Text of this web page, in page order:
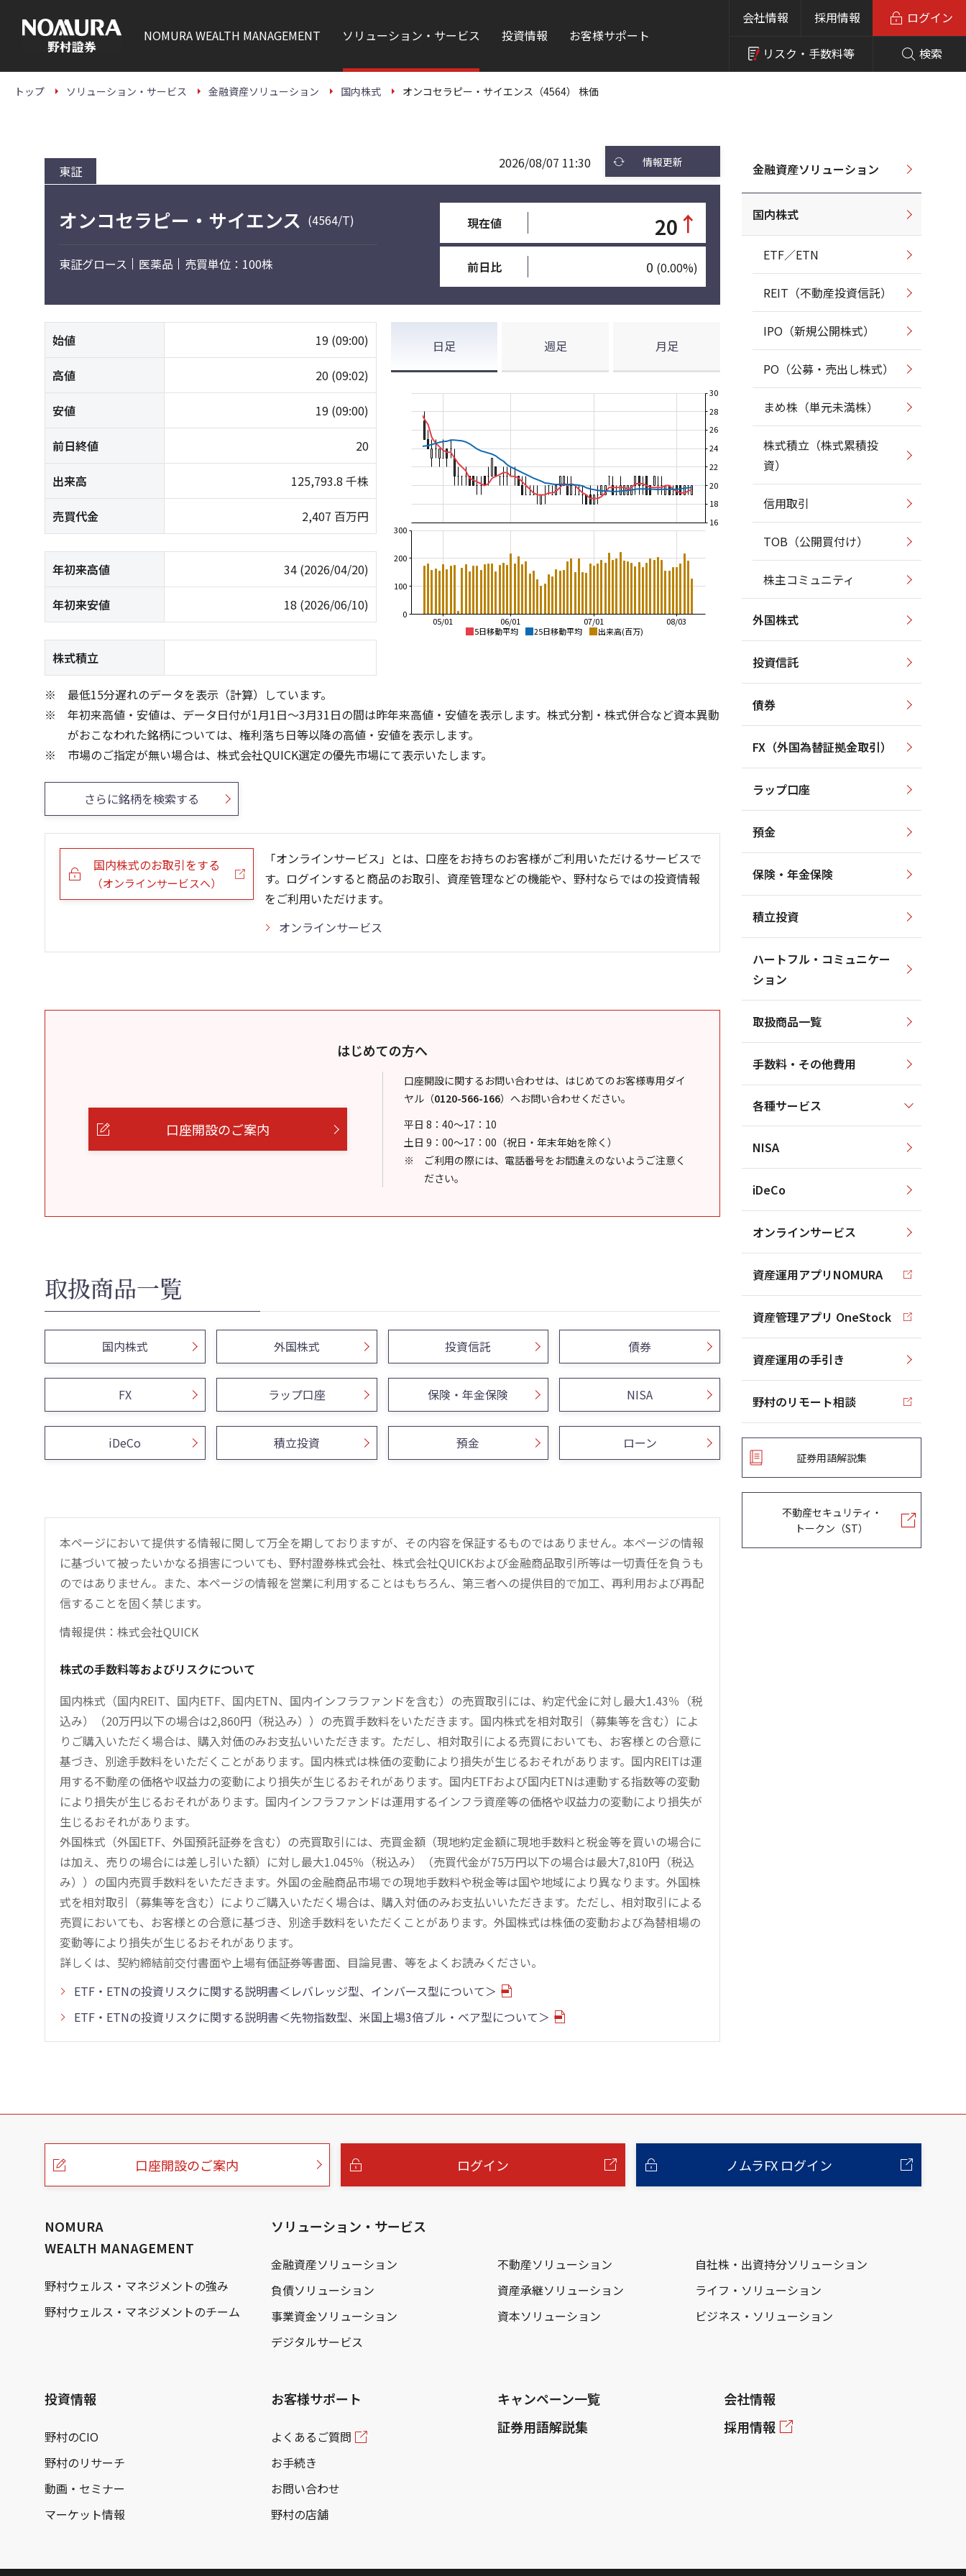
本
NOMURAWEALTH MANAGEMENT ソリューション・サービス 投資情報 お客様サポート
会社情報 採用情報
リスク・ 手数料等 検索
ログイン
トップ ソリューション・サービス 金融資産ソリューション 国内株式 オンコセラピー・サイエンス（4564） 株価
東証 2026/08/07 11:30 情報更新
オンコセラピー・サイエンス (4564/T)
東証グロース 医薬品 売買単位：100株
現在値 20 ↑
前日比 0 (0.00%)
始値 19 (09:00)
高値 20 (09:02)
安値 19 (09:00)
前日終値 20
出来高 125,793.8 千株
売買代金 2,407 百万円
年初来高値 34 (2026/04/20)
年初来安値 18 (2026/06/10)
株式積立
日足 週足 月足
5日移動平均 25日移動平均 出来高(百万)
08/03
07/01
06/01
05/01
16
18
20
22
24
26
28
30
0
100
200
300
30
0
100
150
0
50
最低15分遅れのデータを表示（計算）しています。
年初来高値・安値は、データ日付が1月1日～3月31日の間は昨年来高値・安値を表示します。株式分割・株式併合など資本異動
がおこなわれた銘柄については、権利落ち日等以降の高値・安値を表示します。
市場のご指定が無い場合は、株式会社QUICK選定の優先市場にて表示いたします。
さらに銘柄を検索する
国内株式のお取引をする
（オンラインサービスへ）
「オンラインサービス」とは、口座をお持ちのお客様がご利用いただけるサービスで
す。ログインすると商品のお取引、資産管理などの機能や、野村ならではの投資情報
をご利用いただけます。
オンラインサービス
はじめての方へ
口座開設のご案内
口座開設に関するお問い合わせは、はじめてのお客様専用ダイ
ヤル （0120-566-166） へお問い合わせください。
平日 8：40～17：10
土日 9：00～17：00（祝日・年末年始を除く）
ご利用の際には、電話番号をお間違えのないようご注意く
ださい。
取扱商品一覧
国内株式 外国株式 投資信託 債券
FX ラップ口座 保険・年金保険 NISA
iDeCo 積立投資 預金 ローン
本ページにおいて提供する情報に関して万全を期しておりますが、その内容を保証するものではありません。本ページの情報
に基づいて被ったいかなる損害についても、野村證券株式会社、株式会社QUICKおよび金融商品取引所等は一切責任を負うも
のではありません。また、本ページの情報を営業に利用することはもちろん、第三者への提供目的で加工、再利用および再配
信することを固く禁じます。
情報提供：株式会社QUICK
株式の手数料等およびリスクについて
国内株式（国内REIT、国内ETF、国内ETN、国内インフラファンドを含む）の売買取引には、約定代金に対し最大1.43％（税
込み）（20万円以下の場合は2,860円（税込み））の売買手数料をいただきます。国内株式を相対取引（募集等を含む）によ
りご購入いただく場合は、購入対価のみお支払いいただきます。ただし、相対取引による売買においても、お客様との合意に
基づき、別途手数料をいただくことがあります。国内株式は株価の変動により損失が生じるおそれがあります。国内REITは運
用する不動産の価格や収益力の変動により損失が生じるおそれがあります。国内ETFおよび国内ETNは連動する指数等の変動
により損失が生じるおそれがあります。国内インフラファンドは運用するインフラ資産等の価格や収益力の変動により損失が
生じるおそれがあります。
外国株式（外国ETF、外国預託証券を含む）の売買取引には、売買金額（現地約定金額に現地手数料と税金等を買いの場合に
は加え、売りの場合には差し引いた額）に対し最大1.045％（税込み）（売買代金が75万円以下の場合は最大7,810円（税込
み））の国内売買手数料をいただきます。外国の金融商品市場での現地手数料や税金等は国や地域により異なります。外国株
式を相対取引（募集等を含む）によりご購入いただく場合は、購入対価のみお支払いいただきます。ただし、相対取引による
売買においても、お客様との合意に基づき、別途手数料をいただくことがあります。外国株式は株価の変動および為替相場の
変動等により損失が生じるおそれがあります。
詳しくは、契約締結前交付書面や上場有価証券等書面、目論見書、等をよくお読みください。
ETF・ETNの投資リスクに関する説明書＜レバレッジ型、インバース型について＞
ETF・ETNの投資リスクに関する説明書＜先物指数型、米国上場3倍ブル・ベア型について＞
金融資産ソリューション
国内株式
ETF／ETN
REIT（不動産投資信託）
IPO（新規公開株式）
PO（公募・売出し株式）
まめ株（単元未満株）
株式積立（株式累積投
資）
信用取引
TOB（公開買付け）
株主コミュニティ
外国株式
投資信託
債券
FX（外国為替証拠金取引）
ラップ口座
預金
保険・年金保険
積立投資
ハートフル・コミュニケー
ション
取扱商品一覧
手数料・その他費用
各種サービス
NISA
iDeCo
オンラインサービス
資産運用アプリNOMURA
資産管理アプリ OneStock
資産運用の手引き
野村のリモート相談
証券用語解説集
不動産セキュリティ・
トークン（ST）
こ
口座開設のご案内 ログイン ノムラFX ログイン
NOMURA
WEALTH MANAGEMENT
野村ウェルス・マネジメントの強み
野村ウェルス・マネジメントのチーム
ソリューション・サービス
金融資産ソリューション 不動産ソリューション
自社株・出資持分ソリューション
負債ソリューション
資産承継ソリューション
ライフ・ソリューション
事業資金ソリューション
資本ソリューション
ビジネス・ソリューション
デジタルサービス
投資情報
野村のCIO
野村のリサーチ
動画・セミナー
マーケット情報
お客様サポート
よくあるご質問
お手続き
お問い合わせ
野村の店舗
キャンペーン一覧
証券用語解説集
会社情報
採用情報